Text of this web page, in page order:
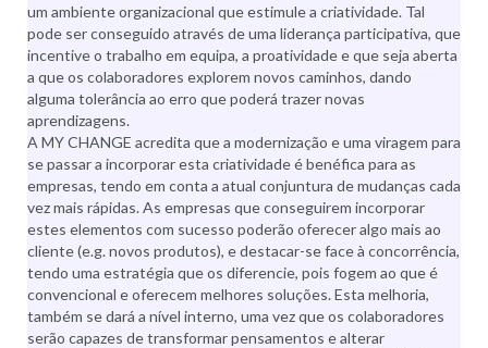
um ambiente organizacional que estimule a criatividade. Tal
pode ser conseguido através de uma liderança participativa, que
incentive o trabalho em equipa, a proatividade e que seja aberta
a que os colaboradores explorem novos caminhos, dando
alguma tolerância ao erro que poderá trazer novas
aprendizagens.
A MY CHANGE acredita que a modernização e uma viragem para
se passar a incorporar esta criatividade é benéfica para as
empresas, tendo em conta a atual conjuntura de mudanças cada
vez mais rápidas. As empresas que conseguirem incorporar
estes elementos com sucesso poderão oferecer algo mais ao
cliente (e.g. novos produtos), e destacar-se face à concorrência,
tendo uma estratégia que os diferencie, pois fogem ao que é
convencional e oferecem melhores soluções. Esta melhoria,
também se dará a nível interno, uma vez que os colaboradores
serão capazes de transformar pensamentos e alterar